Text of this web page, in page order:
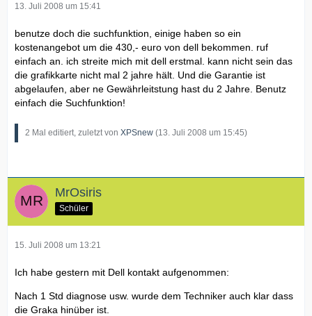
13. Juli 2008 um 15:41
benutze doch die suchfunktion, einige haben so ein
kostenangebot um die 430,- euro von dell bekommen. ruf
einfach an. ich streite mich mit dell erstmal. kann nicht sein das
die grafikkarte nicht mal 2 jahre hält. Und die Garantie ist
abgelaufen, aber ne Gewährleitstung hast du 2 Jahre. Benutz
einfach die Suchfunktion!
2 Mal editiert, zuletzt von XPSnew (13. Juli 2008 um 15:45)
MrOsiris
Schüler
15. Juli 2008 um 13:21
Ich habe gestern mit Dell kontakt aufgenommen:
Nach 1 Std diagnose usw. wurde dem Techniker auch klar dass
die Graka hinüber ist.